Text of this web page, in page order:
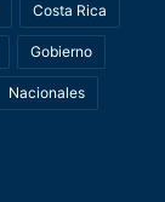
Costa Rica
Gobierno
Nacionales